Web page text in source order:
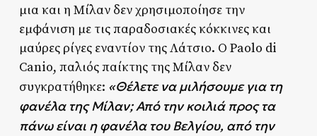
μια και η Μίλαν δεν χρησιμοποίησε την
εμφάνιση με τις παραδοσιακές κόκκινες και
μαύρες ρίγες εναντίον της Λάτσιο. Ο Paolo di
Canio, παλιός παίκτης της Μίλαν δεν
συγκρατήθηκε: «Θέλετε να μιλήσουμε για τη
φανέλα της Μίλαν;Από την κοιλιά προς τα
πάνω είναι η φανέλα του Βελγίου, από την